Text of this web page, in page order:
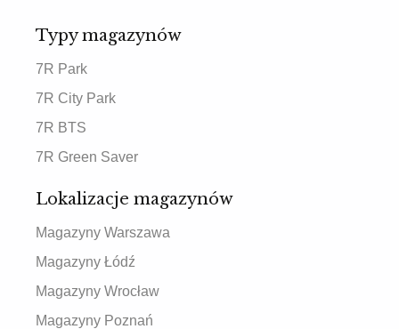
Typy magazynów
7R Park
7R City Park
7R BTS
7R Green Saver
Lokalizacje magazynów
Magazyny Warszawa
Magazyny Łódź
Magazyny Wrocław
Magazyny Poznań